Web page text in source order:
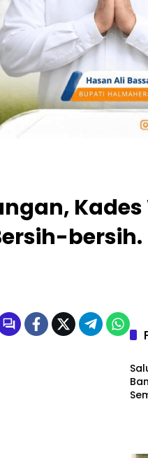
bersih.